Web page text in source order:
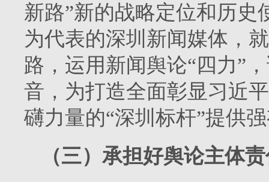
新路”新的战略定位和历
为代表的深圳新闻媒体，
路，运用新闻舆论“四力”
音，为打造全面彰显习近
礴力量的“深圳标杆”提供
（三）承担好舆论主体